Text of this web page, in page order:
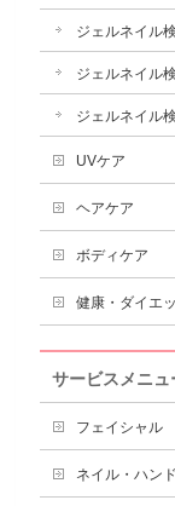
ジェルネイル
ジェルネイル
ジェルネイル
UVケア
ヘアケア
ボディケア
健康・ダイエ
サービスメニュ
フェイシャル
ネイル・ハン